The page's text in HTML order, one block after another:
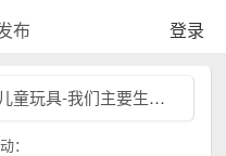
布 登录
产滑行车，扭扭车健身车，我的电话是：18333978...
：